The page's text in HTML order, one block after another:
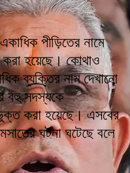
পীড়িতের নামে
হয়েছে। কোথাও
ব্যক্তির নাম দেখানো
বহু সদস্যকে
করা হয়েছে। এসবের
ঘটনা ঘটেছে বলে